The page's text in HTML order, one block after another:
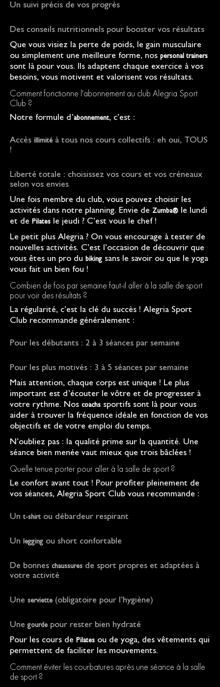
Un suivi précis de vos progrès
Des conseils nutritionnels pour booster vos résultats
Que vous visiez la perte de poids, le gain musculaire
ou simplement une meilleure forme, nos personal trainers
sont là pour vous. Ils adaptent chaque exercice à vos
besoins, vous motivent et valorisent vos résultats.
Comment fonctionne l'abonnement au club Alegria Sport
Club ?
Notre formule d’abonnement, c’est :
Accès illimité à tous nos cours collectifs : eh oui, TOUS
!
Liberté totale : choisissez vos cours et vos créneaux
selon vos envies
Une fois membre du club, vous pouvez choisir les
activités dans notre planning. Envie de Zumba® le lundi
et de Pilates le jeudi ? C’est vous le chef !
Le petit plus Alegria ? On vous encourage à tester de
nouvelles activités. C’est l’occasion de découvrir que
vous êtes un pro du biking sans le savoir ou que le yoga
vous fait un bien fou !
Combien de fois par semaine faut-il aller à la salle de sport
pour voir des résultats ?
La régularité, c’est la clé du succès ! Alegria Sport
Club recommande généralement :
Pour les débutants : 2 à 3 séances par semaine
Pour les plus motivés : 3 à 5 séances par semaine
Mais attention, chaque corps est unique ! Le plus
important est d’écouter le vôtre et de progresser à
votre rythme. Nos coachs sportifs sont là pour vous
aider à trouver la fréquence idéale en fonction de vos
objectifs et de votre emploi du temps.
N’oubliez pas : la qualité prime sur la quantité. Une
séance bien menée vaut mieux que trois bâclées !
Quelle tenue porter pour aller à la salle de sport ?
Le confort avant tout ! Pour profiter pleinement de
vos séances, Alegria Sport Club vous recommande :
Un t-shirt ou débardeur respirant
Un legging ou short confortable
De bonnes chaussures de sport propres et adaptées à
votre activité
Une serviette (obligatoire pour l’hygiène)
Unegourde pour rester bien hydraté
Pour les cours de Pilates ou de yoga, des vêtements qui
permettent de faciliter les mouvements.
Comment éviter les courbatures après une séance à la salle
de sport ?